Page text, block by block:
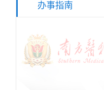
办事指南